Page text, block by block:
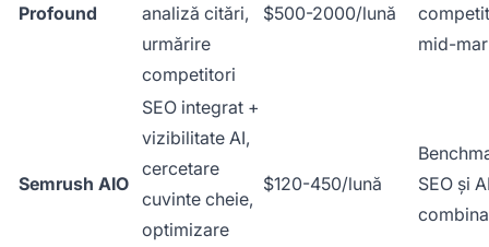
Profound
analiză citări,
urmărire
competitori
$500-2000/lună
mid-
Semrush AIO
SEO integrat +
vizibilitate AI,
cercetare
cuvinte cheie,
optimizare
$120-450/lună
SEO și